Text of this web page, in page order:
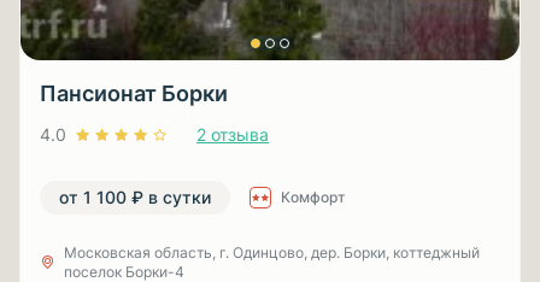
Пансионат Борки
4.0 2 отзыва
от 1 100 ₽ в сутки Комфорт
Московская область, г. Одинцово, дер. Борки, коттеджный
поселок Борки-4